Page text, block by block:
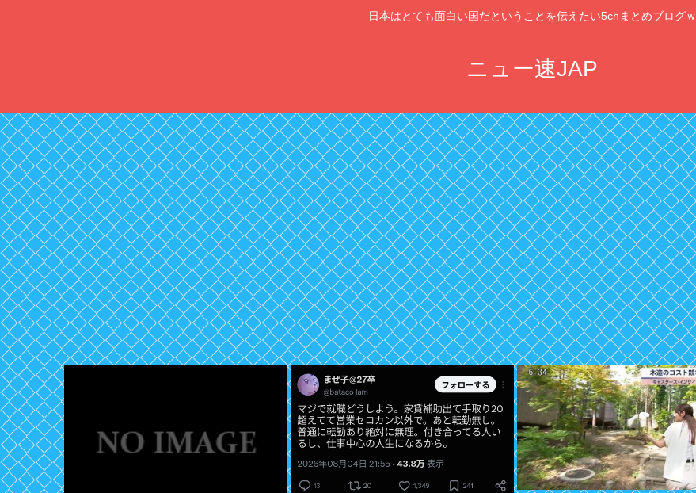
日本はとても面白い国だということを伝えたい5chまとめブログｗ
ニュー速JAP